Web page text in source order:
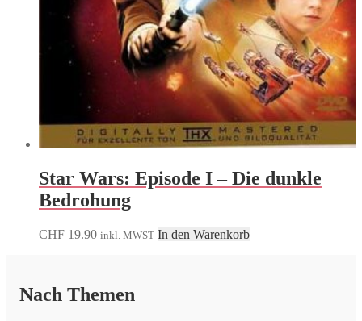
Star Wars: Episode I – Die dunkle
Bedrohung
CHF 19.90 inkl. MWST In den Warenkorb
Nach Themen